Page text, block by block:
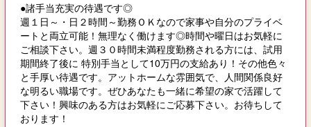
●諸手当充実の待遇です◎
週１日～・日２時間～勤務ＯＫなので家事や自分のプライベ
ートと両立可能！無理なく働けます◎時間や曜日はお気軽に
ご相談下さい。週３０時間未満程度勤務される方には、試用
期間終了後に 特別手当として10万円の支給あり！その他色々
と手厚い待遇です。アットホームな雰囲気で、人間関係良好
な明るい職場です。ぜひあなたも一緒に希望の家で活躍して
下さい！興味のある方はお気軽にご応募下さい。お待ちして
おります！